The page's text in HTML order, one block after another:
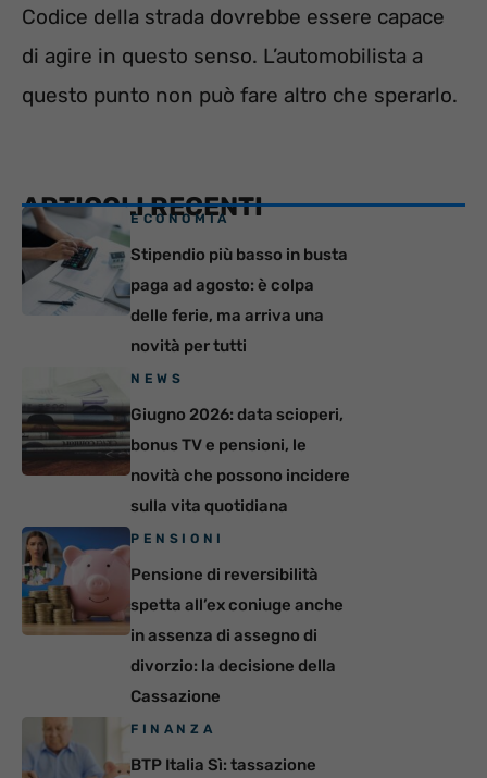
Codice della strada dovrebbe essere capace
di agire in questo senso. L’automobilista a
questo punto non può fare altro che sperarlo.
ARTICOLI RECENTI
ECONOMIA
Stipendio più basso in busta
paga ad agosto: è colpa
delle ferie, ma arriva una
novità per tutti
NEWS
Giugno 2026: data scioperi,
bonus TV e pensioni, le
novità che possono incidere
sulla vita quotidiana
PENSIONI
Pensione di reversibilità
spetta all’ex coniuge anche
in assenza di assegno di
divorzio: la decisione della
Cassazione
FINANZA
BTP Italia Sì: tassazione